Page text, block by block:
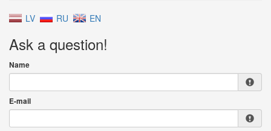
LV RU EN
Ask a question!
Name
E-mail